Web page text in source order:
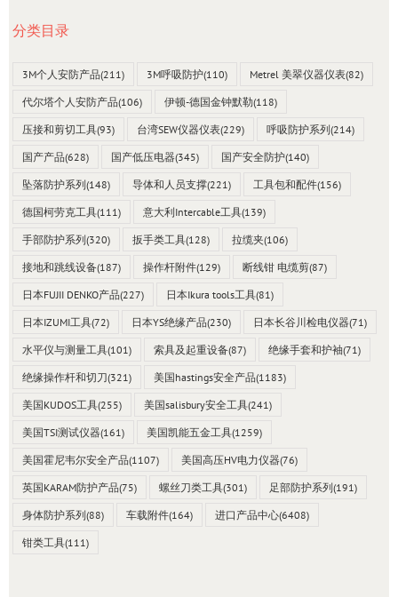
分类目录
3M个人安防产品(211) 3M呼吸防护(110) Metrel 美翠仪器仪表(82)
代尔塔个人安防产品(106) 伊顿-德国金钟默勒(118)
压接和剪切工具(93) 台湾SEW仪器仪表(229) 呼吸防护系列(214)
国产产品(628) 国产低压电器(345) 国产安全防护(140)
坠落防护系列(148) 导体和人员支撑(221) 工具包和配件(156)
德国柯劳克工具(111) 意大利Intercable工具(139)
手部防护系列(320) 扳手类工具(128) 拉缆夹(106)
接地和跳线设备(187) 操作杆附件(129) 断线钳 电缆剪(87)
日本FUJII DENKO产品(227) 日本Ikura tools工具(81)
日本IZUMI工具(72) 日本YS绝缘产品(230) 日本长谷川检电仪器(71)
水平仪与测量工具(101) 索具及起重设备(87) 绝缘手套和护袖(71)
绝缘操作杆和切刀(321) 美国hastings安全产品(1183)
美国KUDOS工具(255) 美国salisbury安全工具(241)
美国TSI测试仪器(161) 美国凯能五金工具(1259)
美国霍尼韦尔安全产品(1107) 美国高压HV电力仪器(76)
英国KARAM防护产品(75) 螺丝刀类工具(301) 足部防护系列(191)
身体防护系列(88) 车载附件(164) 进口产品中心(6408)
钳类工具(111)